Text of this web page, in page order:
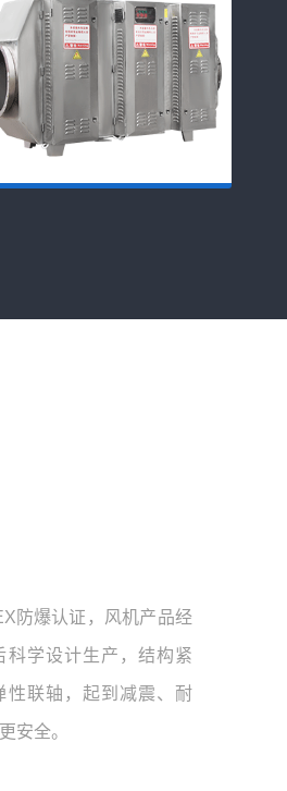
器
防爆认证，风机产品经
科学设计生产，结构紧
性联轴，起到减震、耐
安全。